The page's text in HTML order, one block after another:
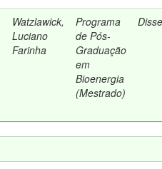
Watzlawick,
Luciano
Farinha
Programa
de Pós-
Graduação
em
Bioenergia
(Mestrado)